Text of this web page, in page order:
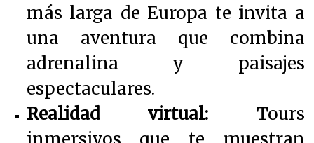
más larga de Europa te invita a
una aventura que combina
adrenalina y paisajes
espectaculares.
Realidad virtual: Tours